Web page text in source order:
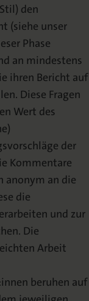
den
(siehe unser
Phase
an mindestens
ihren Bericht auf
Diese Fragen
Wert des
der
Kommentare
anonym an die
die
und zur
Die
Arbeit
beruhen auf